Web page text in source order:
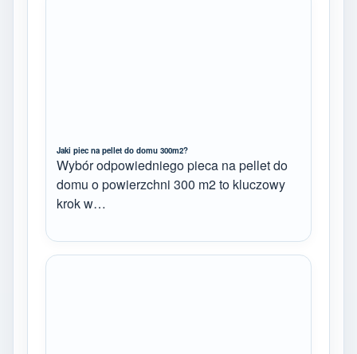
Jaki piec na pellet do domu 300m2?
Wybór odpowiedniego pieca na pellet do
domu o powierzchni 300 m2 to kluczowy
krok w…